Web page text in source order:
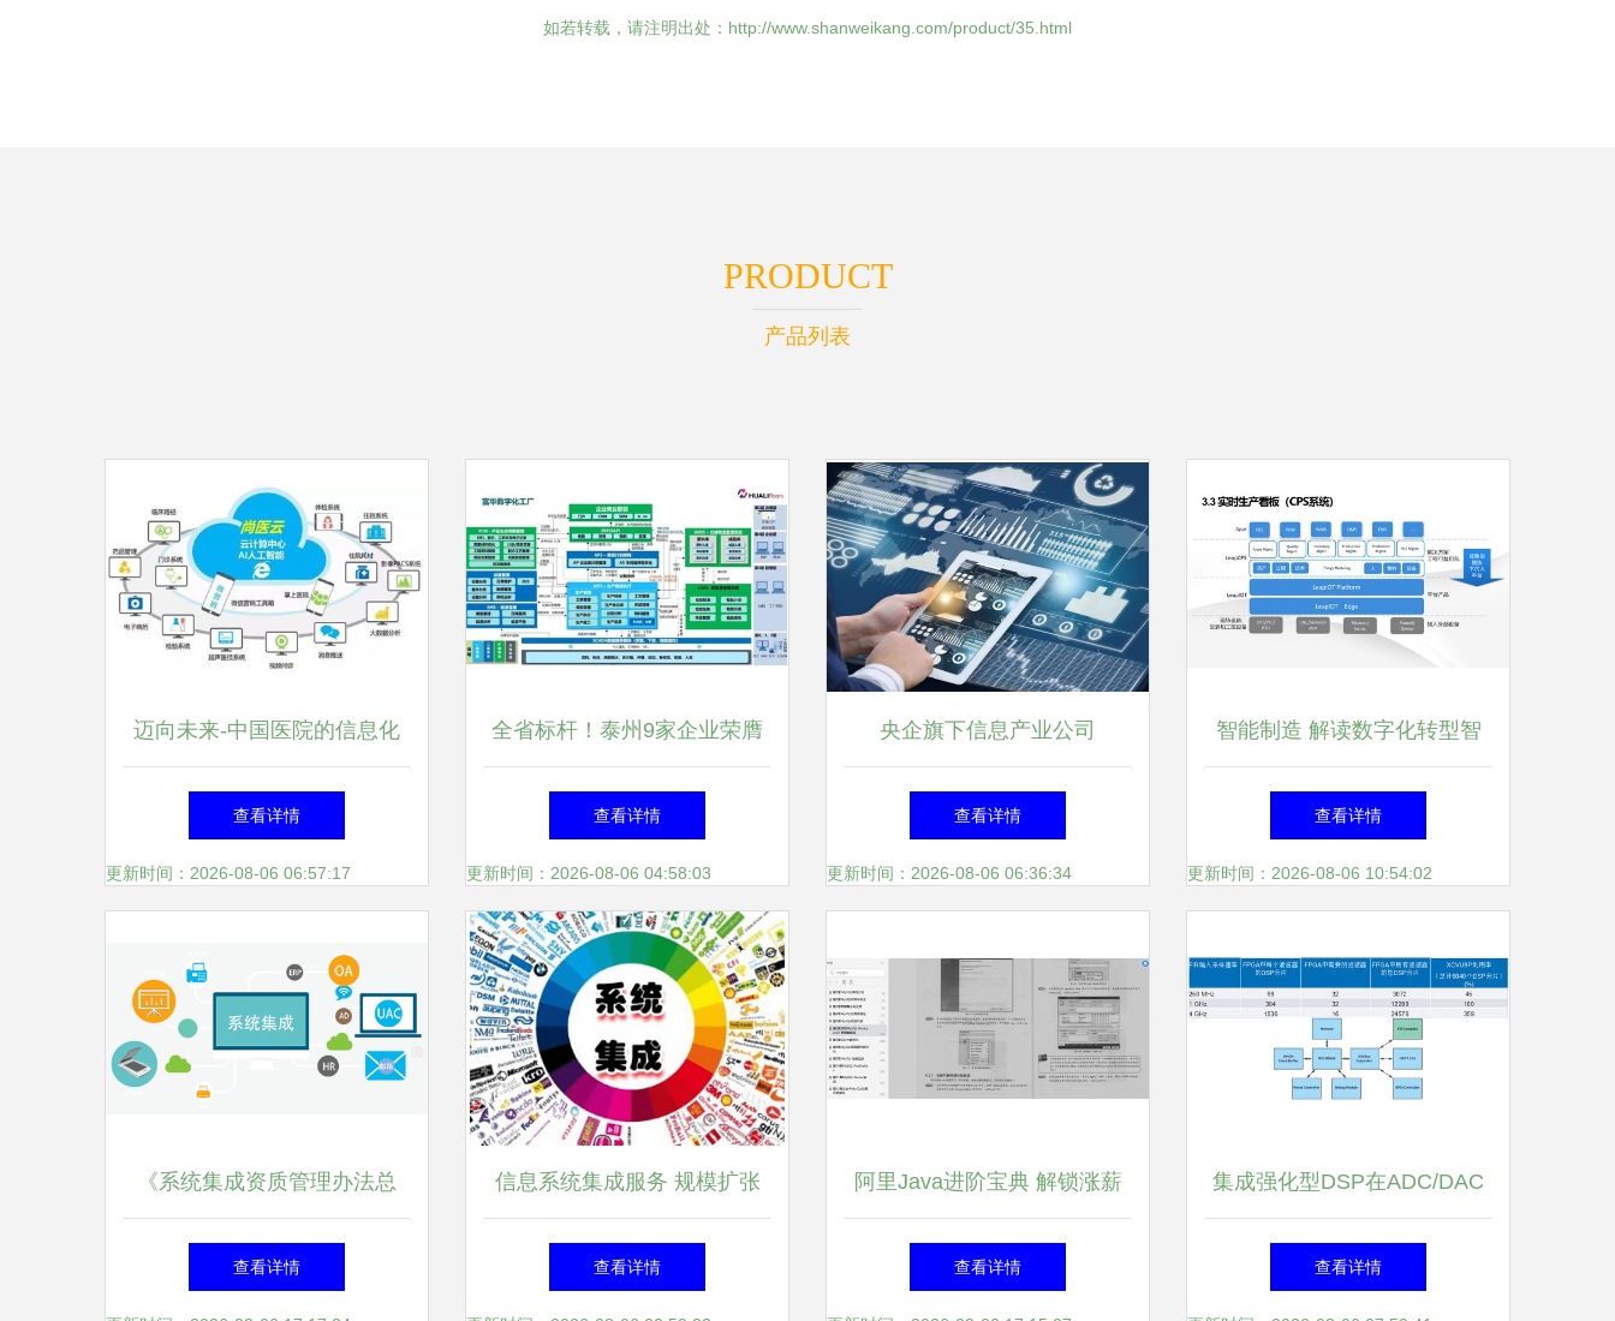
如若转载，请注明出处：http://www.shanweikang.com/product/35.html
PRODUCT
产品列表
迈向未来-中国医院的信息化
走向 信息系统集成服务引领
变革
查看详情
更新时间：2026-08-06 06:57:17
全省标杆！泰州9家企业荣膺
省工业互联网标杆工厂，信息
系统集成服务成转型关键
查看详情
更新时间：2026-08-06 04:58:03
央企旗下信息产业公司
33.53%股权转让，信息系统
集成服务成核心价值
查看详情
更新时间：2026-08-06 06:36:34
智能制造 解读数字化转型智
慧工厂建设解决方案
查看详情
更新时间：2026-08-06 10:54:02
《系统集成资质管理办法总
则》解读 规范信息系统集成
查看详情
信息系统集成服务 规模扩张
下的专业化与多元化发展路径
查看详情
阿里Java进阶宝典 解锁涨薪
秘籍，成就技术巅峰
查看详情
集成强化型DSP在ADC/DAC
IC中的革新 赋能宽带多通道
查看详情